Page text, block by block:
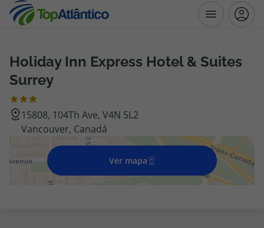
Destinos
Voos
Hotéis
Voos + Hotel
Holiday Inn Express Hotel & Suites
Surrey
15808, 104Th Ave, V4N 5L2
Vancouver, Canadá
Ver mapa